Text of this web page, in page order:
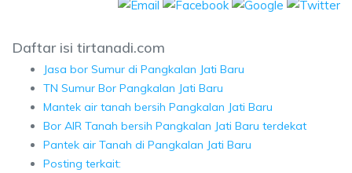
Daftar isi tirtanadi.com
Jasa bor Sumur di Pangkalan Jati Baru
TN Sumur Bor Pangkalan Jati Baru
Mantek air tanah bersih Pangkalan Jati Baru
Bor AIR Tanah bersih Pangkalan Jati Baru terdekat
Pantek air Tanah di Pangkalan Jati Baru
Posting terkait: